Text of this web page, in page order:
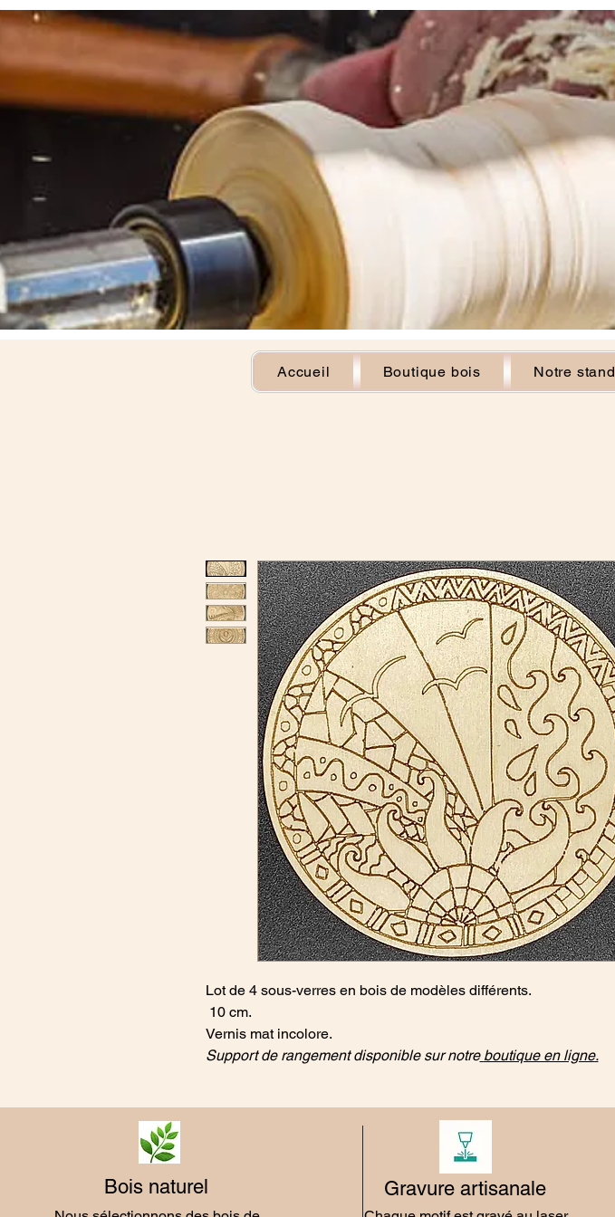
Accueil Boutique bois Notre stand
Lot de 4 sous-verres en bois de modèles différents.
10 cm.
Vernis mat incolore.
Support de rangement disponible sur notre boutique en ligne.
Bois naturel Gravure artisanale